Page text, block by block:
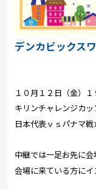
天気
プレ
キッズ
Well-
ショ
会社概要・ビ
デンカビックス
１０月１２日（金）
キリンチャレンジカッ
日本代表ｖｓパナマ戦
中継では一足お先に
会場に来ている方にイ